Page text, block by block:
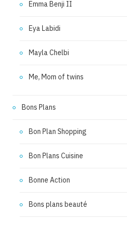
Emma Benji II
Eya Labidi
Mayla Chelbi
Me, Mom of twins
Bons Plans
Bon Plan Shopping
Bon Plans Cuisine
Bonne Action
Bons plans beauté